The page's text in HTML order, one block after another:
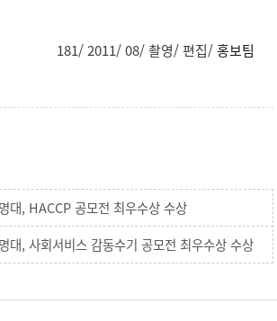
181/ 2011/ 08/ 촬영/ 편집/홍보팀
대, HACCP 공모전 최우수상 수상
대, 사회서비스 감동수기 공모전 최우수상 수상